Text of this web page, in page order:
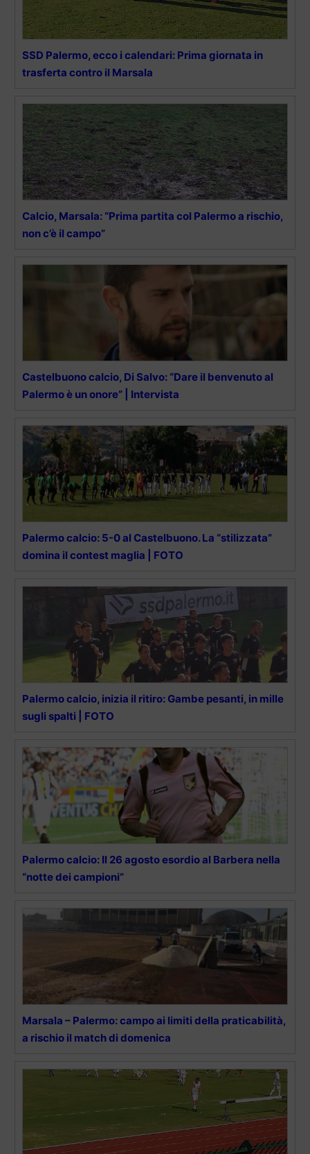
SSD Palermo, ecco i calendari: Prima giornata in
trasferta contro il Marsala
Calcio, Marsala: “Prima partita col Palermo a rischio,
non c’è il campo”
Castelbuono calcio, Di Salvo: “Dare il benvenuto al
Palermo è un onore” | Intervista
Palermo calcio: 5-0 al Castelbuono. La “stilizzata”
domina il contest maglia | FOTO
Palermo calcio, inizia il ritiro: Gambe pesanti, in mille
sugli spalti | FOTO
Palermo calcio: Il 26 agosto esordio al Barbera nella
“notte dei campioni”
Marsala – Palermo: campo ai limiti della praticabilità,
a rischio il match di domenica